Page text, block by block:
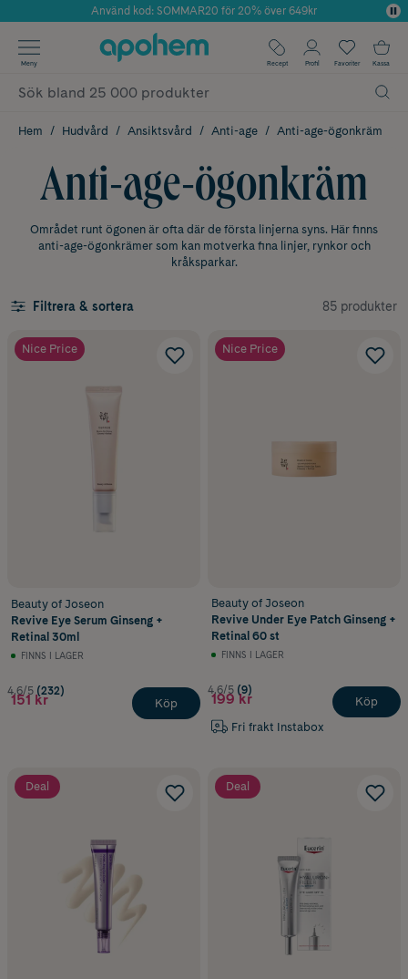
Årets Butik 2025 inom Skönhet
Använd kod: SOMMAR20 för 20% över 649kr
✓ Fri frakt
✓ Poäng på alla köp*
Meny Recept Profil Favoriter Kassa
Hem Hudvård Ansiktsvård Anti-age Anti-age-ögonkräm
Anti-age-ögonkräm
Området runt ögonen är ofta där de första linjerna syns. Här finns
anti-age-ögonkrämer som kan motverka fina linjer, rynkor och
kråksparkar.
Filtrera & sortera 85 produkter
Nice Price
Beauty of Joseon
Revive Eye Serum Ginseng +
Retinal 30ml
FINNS I LAGER
4.6/5 (232)
151 kr Köp
Nice Price
Beauty of Joseon
Revive Under Eye Patch Ginseng +
Retinal 60 st
FINNS I LAGER
4.6/5 (9)
199 kr
Fri frakt Instabox
Köp
Deal Deal